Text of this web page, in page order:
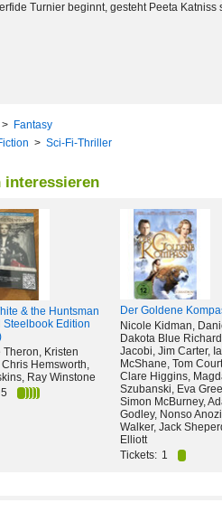
Turnier beginnt, gesteht Peeta
> Fantasy
> Sci-Fi-Thriller
interessieren
& the Huntsman
Steelbook Edition
Kristen
Hemsworth,
Ray Winstone
5
Der Goldene
Nicole Kidman,
Dakota Blue
Jacobi, Jim Carter,
McShane, Tom
Clare Higgins,
Szubanski, Eva
Simon McBurney,
Godley, Nonso
Walker, Jack
Elliott
Tickets: 1